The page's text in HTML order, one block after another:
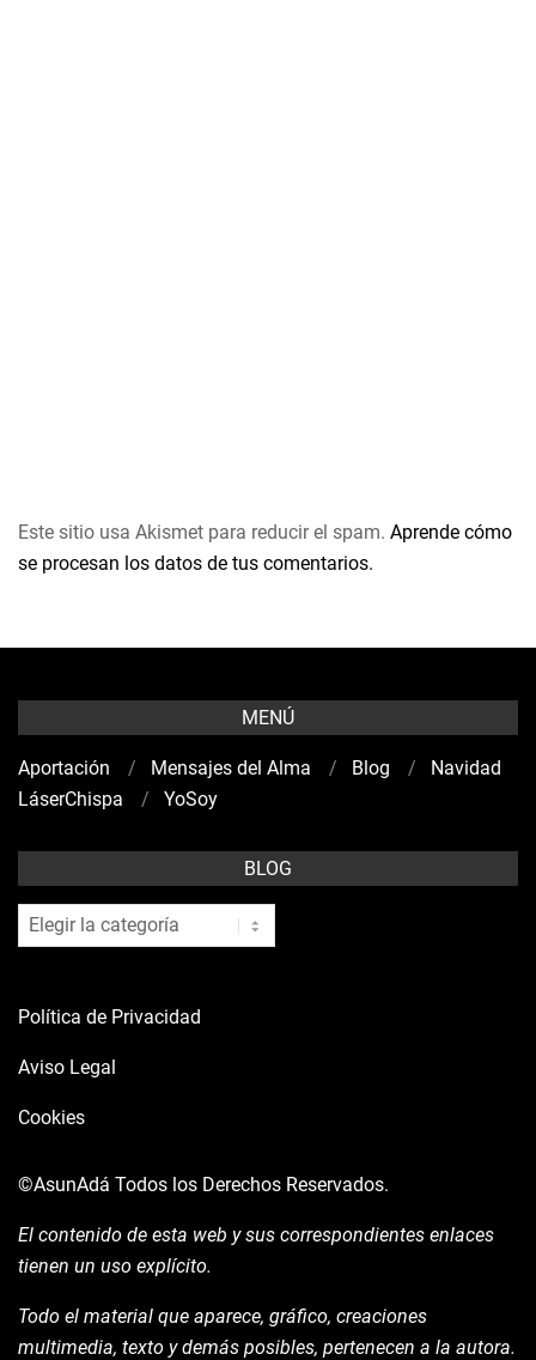
Este sitio usa Akismet para reducir el spam. Aprende cómo
se procesan los datos de tus comentarios.
MENÚ
Aportación Mensajes del Alma Blog
Navidad
LáserChispa
YoSoy
BLOG
blog
Política de Privacidad
Aviso Legal
Cookies
©AsunAdá Todos los Derechos Reservados.
El contenido de esta web y sus correspondientes enlaces
tienen un uso explícito.
Todo el material que aparece, gráfico, creaciones
multimedia, texto y demás posibles, pertenecen a la autora.